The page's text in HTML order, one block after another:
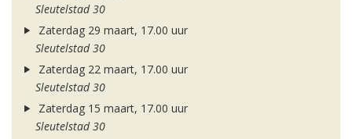
Sleutelstad 30
Zaterdag 29 maart, 17.00 uur
Sleutelstad 30
Zaterdag 22 maart, 17.00 uur
Sleutelstad 30
Zaterdag 15 maart, 17.00 uur
Sleutelstad 30